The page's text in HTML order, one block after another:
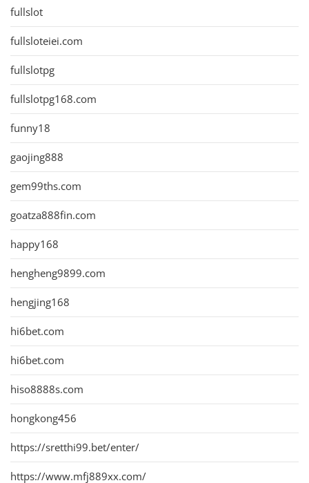
fullslot
fullsloteiei.com
fullslotpg
fullslotpg168.com
funny18
gaojing888
gem99ths.com
goatza888fin.com
happy168
hengheng9899.com
hengjing168
hi6bet.com
hi6bet.com
hiso8888s.com
hongkong456
https://sretthi99.bet/enter/
https://www.mfj889xx.com/